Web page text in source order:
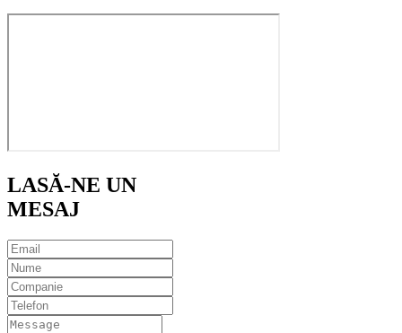
LASĂ-NE UN
MESAJ